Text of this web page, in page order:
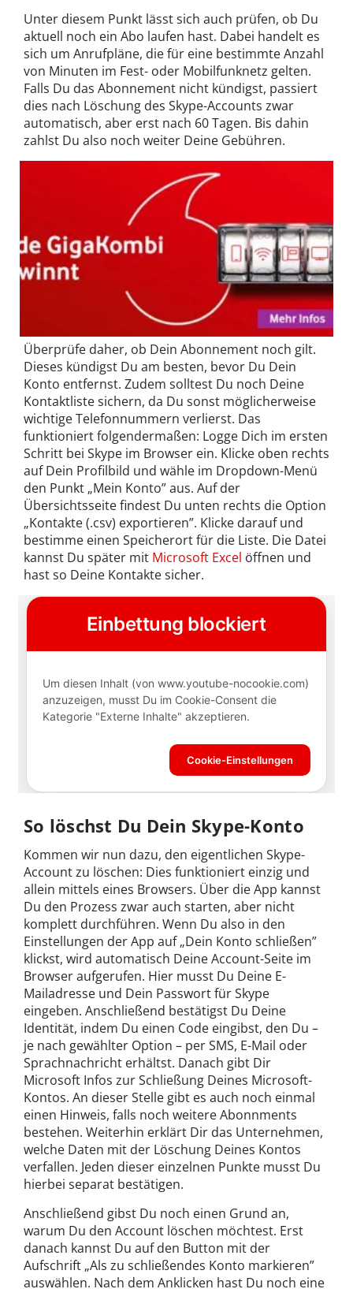
Unter diesem Punkt lässt sich auch prüfen, ob Du
aktuell noch ein Abo laufen hast. Dabei handelt es
sich um Anrufpläne, die für eine bestimmte Anzahl
von Minuten im Fest- oder Mobilfunknetz gelten.
Falls Du das Abonnement nicht kündigst, passiert
dies nach Löschung des Skype-Accounts zwar
automatisch, aber erst nach 60 Tagen. Bis dahin
zahlst Du also noch weiter Deine Gebühren.
Überprüfe daher, ob Dein Abonnement noch gilt.
Dieses kündigst Du am besten, bevor Du Dein
Konto entfernst. Zudem solltest Du noch Deine
Kontaktliste sichern, da Du sonst möglicherweise
wichtige Telefonnummern verlierst. Das
funktioniert folgendermaßen: Logge Dich im ersten
Schritt bei Skype im Browser ein. Klicke oben rechts
auf Dein Profilbild und wähle im Dropdown-Menü
den Punkt „Mein Konto” aus. Auf der
Übersichtsseite findest Du unten rechts die Option
„Kontakte (.csv) exportieren”. Klicke darauf und
bestimme einen Speicherort für die Liste. Die Datei
kannst Du später mit Microsoft Excel öffnen und
hast so Deine Kontakte sicher.
So löschst Du Dein Skype-Konto
Kommen wir nun dazu, den eigentlichen Skype-
Account zu löschen: Dies funktioniert einzig und
allein mittels eines Browsers. Über die App kannst
Du den Prozess zwar auch starten, aber nicht
komplett durchführen. Wenn Du also in den
Einstellungen der App auf „Dein Konto schließen”
klickst, wird automatisch Deine Account-Seite im
Browser aufgerufen. Hier musst Du Deine E-
Mailadresse und Dein Passwort für Skype
eingeben. Anschließend bestätigst Du Deine
Identität, indem Du einen Code eingibst, den Du –
je nach gewählter Option – per SMS, E-Mail oder
Sprachnachricht erhältst. Danach gibt Dir
Microsoft Infos zur Schließung Deines Microsoft-
Kontos. An dieser Stelle gibt es auch noch einmal
einen Hinweis, falls noch weitere Abonnments
bestehen. Weiterhin erklärt Dir das Unternehmen,
welche Daten mit der Löschung Deines Kontos
verfallen. Jeden dieser einzelnen Punkte musst Du
hierbei separat bestätigen.
Anschließend gibst Du noch einen Grund an,
warum Du den Account löschen möchtest. Erst
danach kannst Du auf den Button mit der
Aufschrift „Als zu schließendes Konto markieren”
auswählen. Nach dem Anklicken hast Du noch eine